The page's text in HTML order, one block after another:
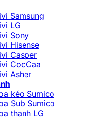
Samsung
LG
Sony
Hisense
Casper
CooCaa
Asher
kéo Sumico
Sub Sumico
thanh LG